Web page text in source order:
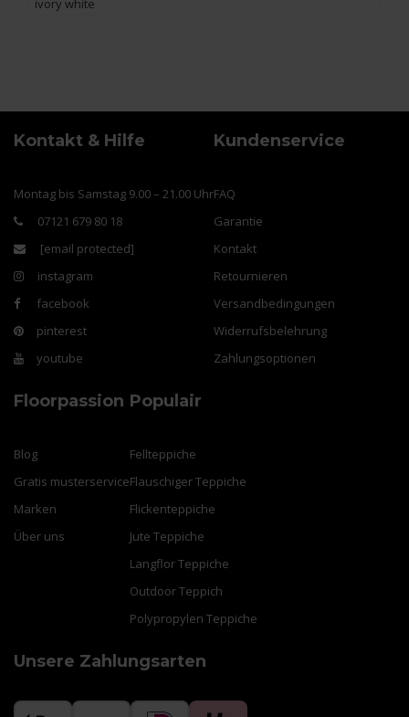
ivory white
Kontakt & Hilfe
Montag bis Samstag 9.00 – 21.00 Uhr
07121 679 80 18
[email protected]
instagram
facebook
pinterest
youtube
Kundenservice
FAQ
Garantie
Kontakt
Retournieren
Versandbedingungen
Widerrufsbelehrung
Zahlungsoptionen
Floorpassion
Blog
Gratis musterservice
Marken
Über uns
Populair
Fellteppiche
Flauschiger Teppiche
Flickenteppiche
Jute Teppiche
Langflor Teppiche
Outdoor Teppich
Polypropylen Teppiche
Unsere Zahlungsarten